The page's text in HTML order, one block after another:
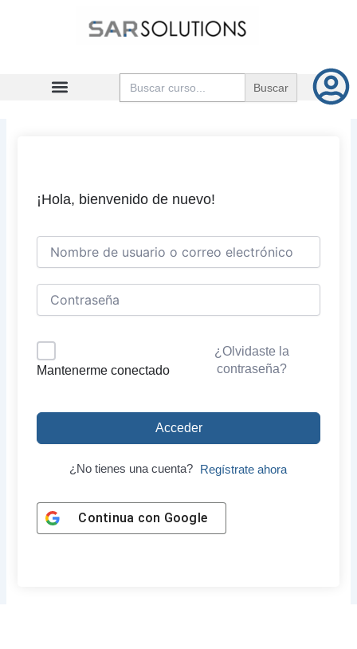
Buscar:
¡Hola, bienvenido de nuevo!
Mantenerme conectado
¿Olvidaste la
contraseña?
Acceder
¿No tienes una cuenta? Regístrate ahora
Continua con Google